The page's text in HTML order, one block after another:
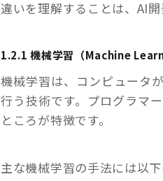
違いを理解することは、AI
1.2.1 機械学習（Machine
機械学習は、コンピュータ
行う技術です。プログラマ
ところが特徴です。
主な機械学習の手法には以